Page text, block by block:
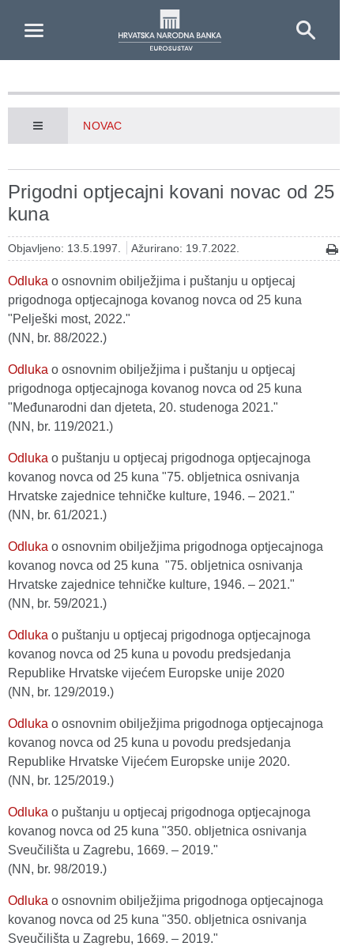
NOVAC
Prigodni optjecajni kovani novac od 25
kuna
Objavljeno: 13.5.1997. Ažurirano: 19.7.2022.
Odluka o osnovnim obilježjima i puštanju u optjecaj
prigodnoga optjecajnoga kovanog novca od 25 kuna
"Pelješki most, 2022."
(NN, br. 88/2022.)
Odluka o osnovnim obilježjima i puštanju u optjecaj
prigodnoga optjecajnoga kovanog novca od 25 kuna
"Međunarodni dan djeteta, 20. studenoga 2021."
(NN, br. 119/2021.)
Odluka o puštanju u optjecaj prigodnoga optjecajnoga
kovanog novca od 25 kuna "75. obljetnica osnivanja
Hrvatske zajednice tehničke kulture, 1946. – 2021."
(NN, br. 61/2021.)
Odluka o osnovnim obilježjima prigodnoga optjecajnoga
kovanog novca od 25 kuna "75. obljetnica osnivanja
Hrvatske zajednice tehničke kulture, 1946. – 2021."
(NN, br. 59/2021.)
Odluka o puštanju u optjecaj prigodnoga optjecajnoga
kovanog novca od 25 kuna u povodu predsjedanja
Republike Hrvatske vijećem Europske unije 2020
(NN, br. 129/2019.)
Odluka o osnovnim obilježjima prigodnoga optjecajnoga
kovanog novca od 25 kuna u povodu predsjedanja
Republike Hrvatske Vijećem Europske unije 2020.
(NN, br. 125/2019.)
Odluka o puštanju u optjecaj prigodnoga optjecajnoga
kovanog novca od 25 kuna "350. obljetnica osnivanja
Sveučilišta u Zagrebu, 1669. – 2019."
(NN, br. 98/2019.)
Odluka o osnovnim obilježjima prigodnoga optjecajnoga
kovanog novca od 25 kuna "350. obljetnica osnivanja
Sveučilišta u Zagrebu, 1669. – 2019."